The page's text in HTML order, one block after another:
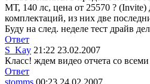
МТ, 140 лс, цена от 25570 ? (Invite)
комплектаций, из них две
Буду на след. неделe тест драйв
Ответ
S_Kay 21:22 23.02.2007
Класс! ждем видео отчета со
Ответ
stomms 00:23 24.02.2007